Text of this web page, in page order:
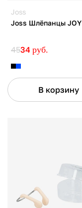
Joss
Joss Шлёпанцы JOY
4534 руб.
В корзину